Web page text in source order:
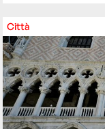
Città